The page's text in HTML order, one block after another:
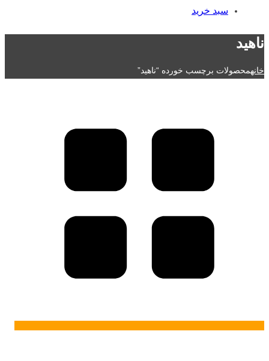
سبد خرید
ناهید
خانهمحصولات برچسب خورده “ناهید”